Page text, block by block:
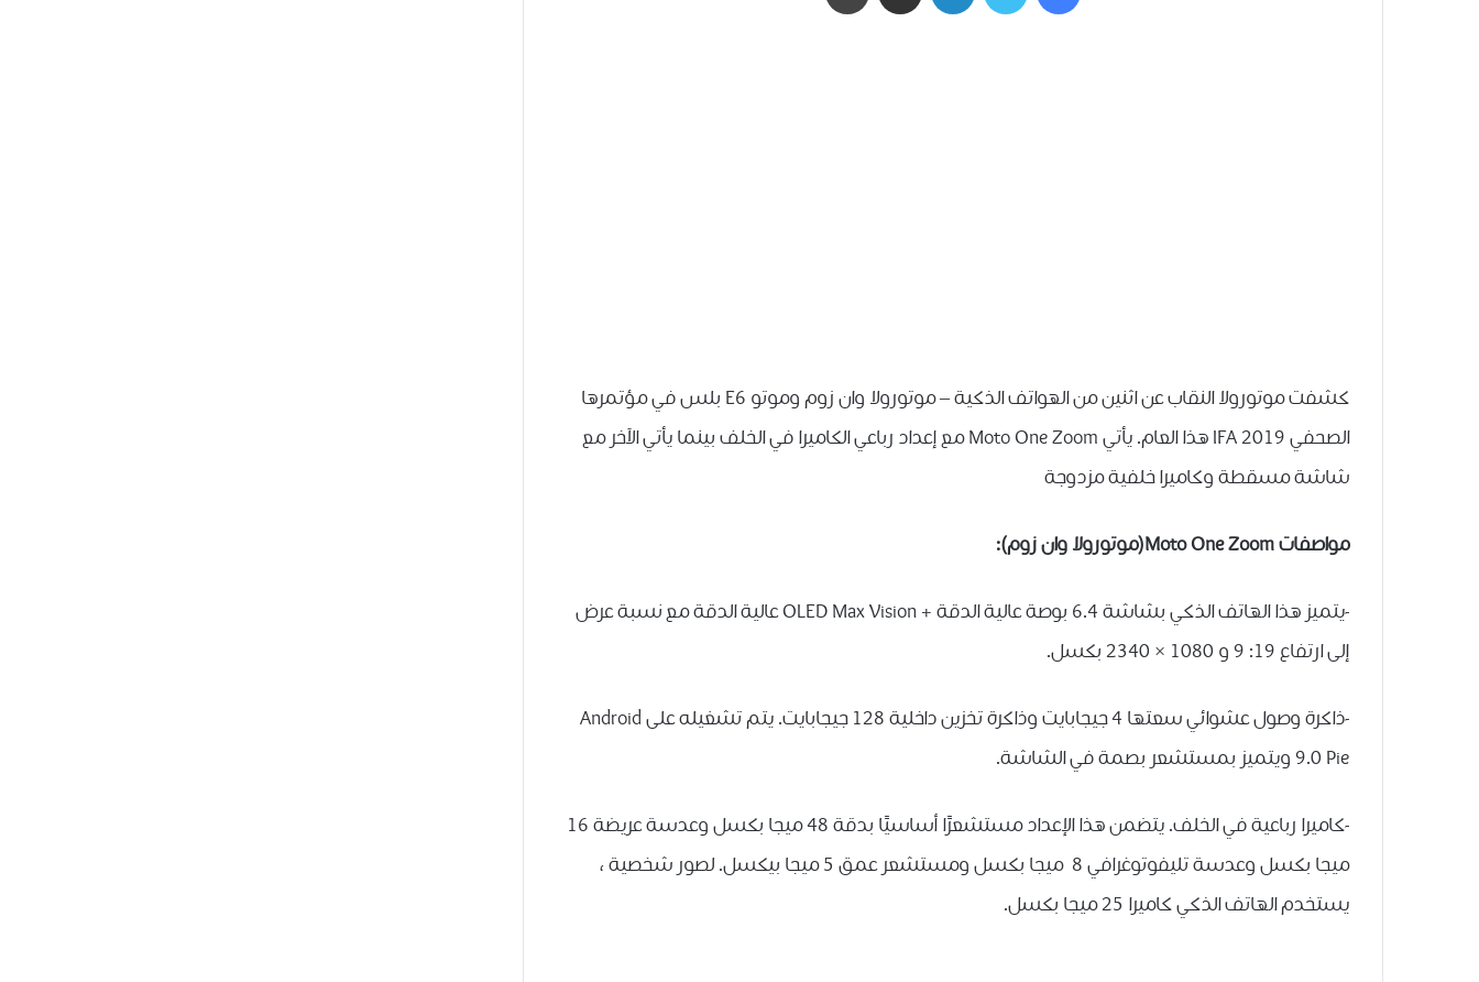
كشفت موتورولا النقاب عن اثنين من الهواتف الذكية – موتورولا وان زوم وموتو E6 بلس في مؤتمرها
الصحفي IFA 2019 هذا العام. يأتي Moto One Zoom مع إعداد رباعي الكاميرا في الخلف بينما يأتي الآخر مع
شاشة مسقطة وكاميرا خلفية مزدوجة
مواصفاتMoto One Zoom(موتورولا وان زوم):
-يتميز هذا الهاتف الذكي بشاشة 6.4 بوصة عالية الدقة + OLED Max Vision عالية الدقة مع نسبة عرض
إلى ارتفاع 19: 9 و 1080 × 2340 بكسل.
-ذاكرة وصول عشوائي سعتها 4 جيجابايت وذاكرة تخزين داخلية 128 جيجابايت. يتم تشغيله على Android
9.0 Pie ويتميز بمستشعر بصمة في الشاشة.
-كاميرا رباعية في الخلف. يتضمن هذا الإعداد مستشعرًا أساسيًا بدقة 48 ميجا بكسل وعدسة عريضة 16
ميجا بكسل وعدسة تليفوتوغرافي 8 ميجا بكسل ومستشعر عمق 5 ميجا بيكسل. لصور شخصية ،
يستخدم الهاتف الذكي كاميرا 25 ميجا بكسل.